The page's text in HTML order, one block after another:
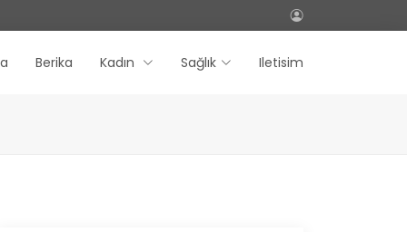
Berika Kadın Sağlık Iletisim